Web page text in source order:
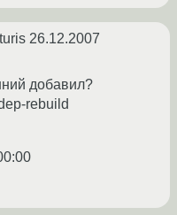
26.12.2007
добавил?
rebuild